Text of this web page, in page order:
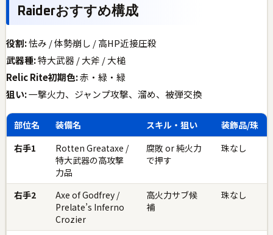
Raiderおすすめ構成
役割:怯み / 体勢崩し / 高HP近接圧殺
武器種:特大武器 / 大斧 / 大槌
Relic Rite初期色:赤・緑・緑
狙い:一撃火力、ジャンプ攻撃、溜め、被弾交換
部位名 装備名 スキル・狙い
装飾品/珠
右手1
Rotten Greataxe /
特大武器の高攻撃
力品
腐敗 or 純火力
で押す
珠なし
右手2
Axe of Godfrey /
Prelate’s Inferno
Crozier
高火力サブ候
補
珠なし